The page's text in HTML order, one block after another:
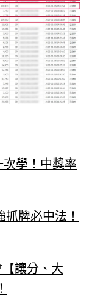
學！中獎率
牌必中法！
讓分、大